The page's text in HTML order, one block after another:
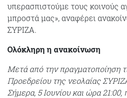
υπερασπιστούμε τους κοινούς
μπροστά μας», αναφέρει
ΣΥΡΙΖΑ.
Ολόκληρη η ανακοίνωση
Μετά από την πραγματοποίηση
Προεδρείου της νεολαίας
Σήμερα, 5 Ιουνίου και ώρα